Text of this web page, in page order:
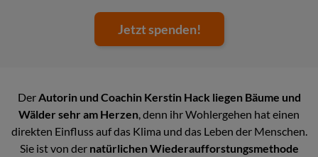
Jetzt spenden!
Der Autorin und Coachin Kerstin Hack liegen Bäume und
Wälder sehr am Herzen , denn ihr Wohlergehen hat einen
direkten Einfluss auf das Klima und das Leben der Menschen.
Sie ist von der natürlichen Wiederaufforstungsmethode